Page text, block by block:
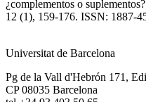
¿complementos o
12 (1), 159-176. ISSN: 1887-
Universitat de Barcelona
Pg de la Vall d'Hebrón 171,
CP 08035 Barcelona